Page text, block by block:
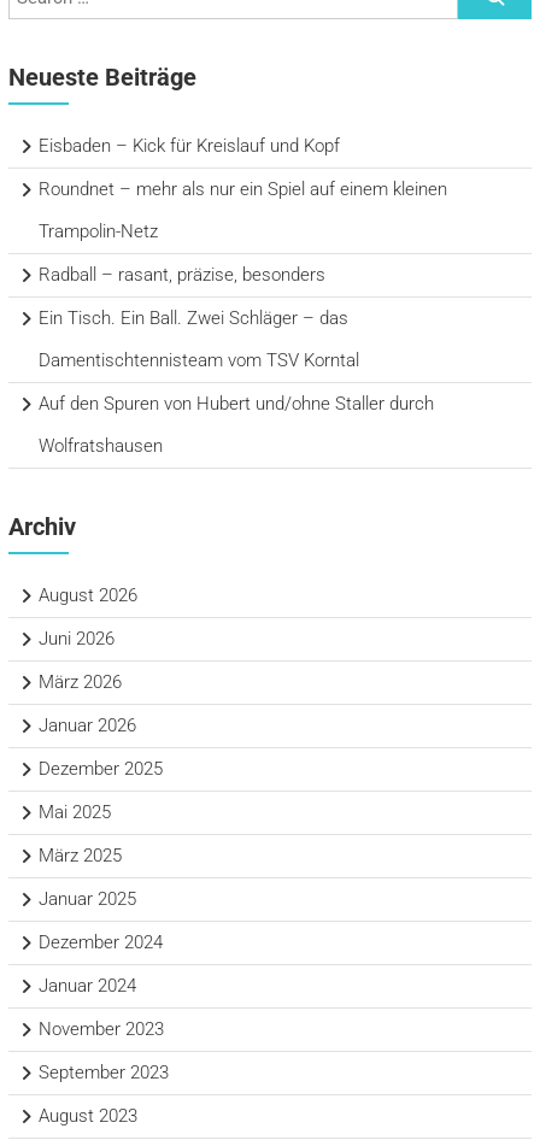
Neueste Beiträge
Eisbaden – Kick für Kreislauf und Kopf
Roundnet – mehr als nur ein Spiel auf einem kleinen
Trampolin-Netz
Radball – rasant, präzise, besonders
Ein Tisch. Ein Ball. Zwei Schläger – das
Damentischtennisteam vom TSV Korntal
Auf den Spuren von Hubert und/ohne Staller durch
Wolfratshausen
Archiv
August 2026
Juni 2026
März 2026
Januar 2026
Dezember 2025
Mai 2025
März 2025
Januar 2025
Dezember 2024
Januar 2024
November 2023
September 2023
August 2023